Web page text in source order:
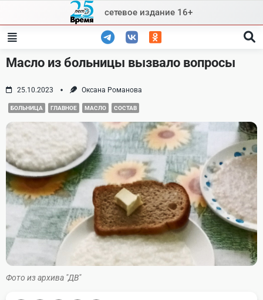
content
сетевое издание 16+
Масло из больницы вызвало вопросы
25.10.2023 Оксана Романова
БОЛЬНИЦА ГЛАВНОЕ МАСЛО СОСТАВ
Фото из архива "ДВ"